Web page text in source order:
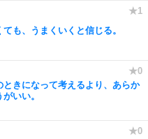
も、うまくいくと信じる。
ときになって考えるより、あらか
いい。